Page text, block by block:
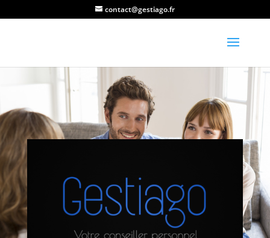
contact@gestiago.fr